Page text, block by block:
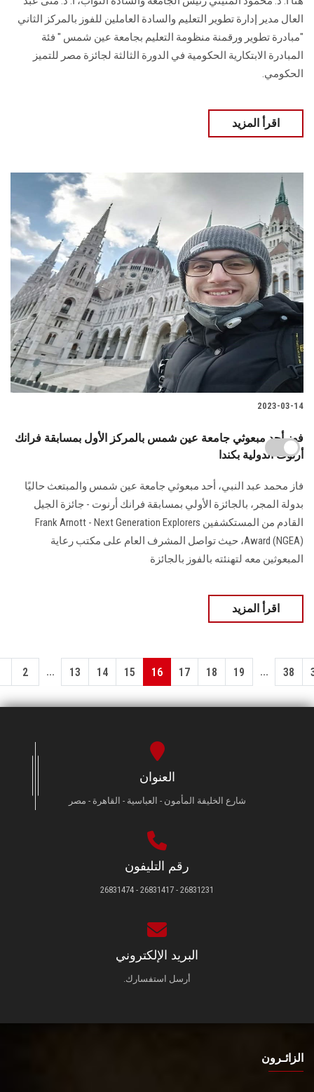
العال مدير إدارة تطوير التعليم والسادة العاملين للفوز بالمركز الثاني
"مبادرة تطوير ورقمنة منظومة التعليم بجامعة عين شمس " فئة
المبادرة الابتكارية الحكومية في الدورة الثالثة لجائزة مصر للتميز
الحكومي.
اقرأ المزيد
2023-03-14
فوز أحد مبعوثي جامعة عين شمس بالمركز الأول بمسابقة فرانك
أرنوت الدولية بكندا
فاز محمد عبد النبي، أحد مبعوثي جامعة عين شمس والمبتعث حاليًا
بدولة المجر، بالجائزة الأولي بمسابقة فرانك أرنوت - جائزة الجيل
القادم من المستكشفين Frank Arnott - Next Generation Explorers
Award (NGEA)، حيث تواصل المشرف العام على مكتب رعاية
المبعوثين معه لتهنئته بالفوز بالجائزة
اقرأ المزيد
2 ... 13 14 15 16 17 18 19 ... 38
العنوان
شارع الخليفة المأمون - العباسية - القاهرة - مصر
رقم التليفون
26831231 - 26831417 - 26831474
البريد الإلكتروني
أرسل استفسارك.
الزائـرون